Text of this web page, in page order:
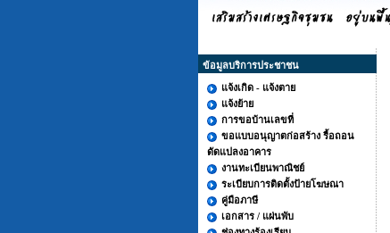
ข้อมูลบริการประชาชน
แจ้งเกิด - แจ้งตาย
แจ้งย้าย
การขอบ้านเลขที่
ขอแบบอนุญาตก่อสร้าง รื้อถอน
ดัดแปลงอาคาร
งานทะเบียนพาณิชย์
ระเบียบการติดตั้งป้ายโฆษณา
คู่มือภาษี
เอกสาร / แผ่นพับ